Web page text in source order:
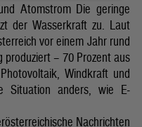
Atomstrom Die geringe
der Wasserkraft zu. Laut
vor einem Jahr rund
produziert – 70 Prozent aus
Windkraft und
Situation anders, wie E-
Nachrichten